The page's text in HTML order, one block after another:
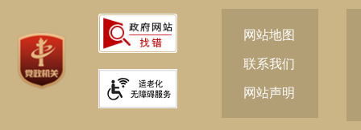
网站地图
联系我们
网站声明